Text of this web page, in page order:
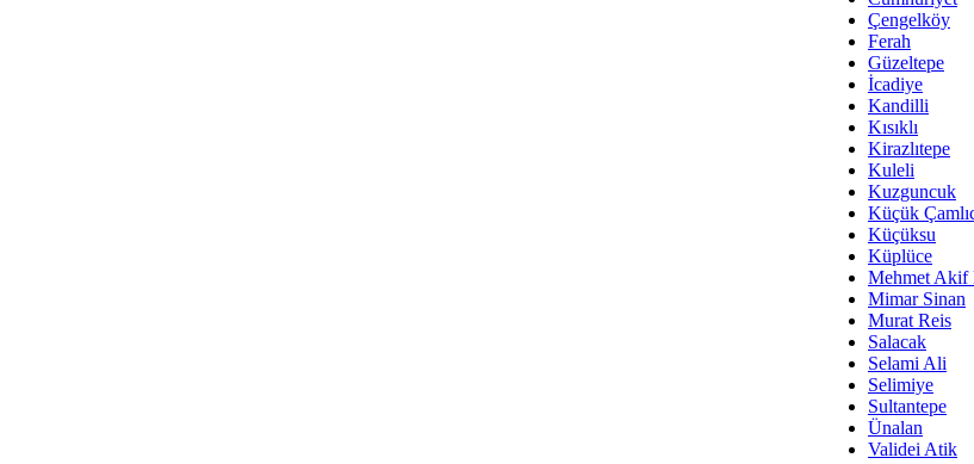
Çengelköy
Ferah
Güzeltepe
İcadiye
Kandilli
Kısıklı
Kirazlıtepe
Kuleli
Kuzguncuk
Küçük
Küçüksu
Küplüce
Mehmet Akif
Mimar Sinan
Murat Reis
Salacak
Selami Ali
Selimiye
Sultantepe
Ünalan
Validei Atik